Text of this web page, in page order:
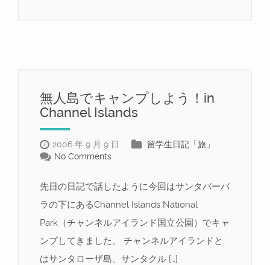
無人島でキャンプしよう！in
Channel Islands
2006 年 9 月 9 日
留学生日記「旅」
No Comments
先日の日記で話したように今回はサンタバーバ
ラの下にあるChannel Islands National
Park（チャンネルアイランド国立公園）でキャ
ンプしてきました。 チャンネルアイランドと
はサンタローザ島、サンタクル […]